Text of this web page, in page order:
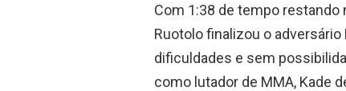
Com 1:38 de tempo restando
Ruotolo finalizou o
dificuldades e sem
como lutador de MMA, Kade